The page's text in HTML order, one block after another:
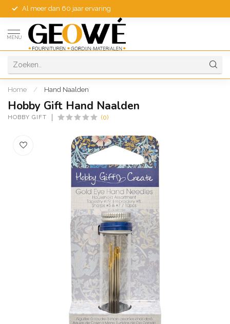
Al meer dan 60 jaar ervaring
MENU
Home / Hand Naalden
Hobby Gift Hand Naalden
HOBBY GIFT (0)